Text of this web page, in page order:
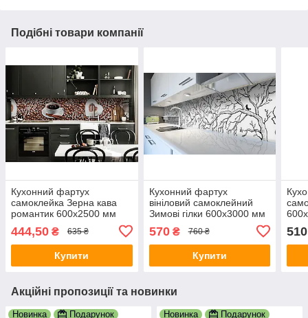
Подібні товари компанії
Кухонний фартух
самоклейка Зерна кава
романтик 600х2500 мм
вінілова плівка для кухні
Happy Pocket Z181446
444,50 ₴ 635 ₴
Купити
Кухонний фартух
вініловий самоклейний
Зимові гілки 600х3000 мм
Pocket Z181783
570₴ 760 ₴
Купити
510
Акційні пропозиції та новинки
Новинка Подарунок Новинка Подарунок